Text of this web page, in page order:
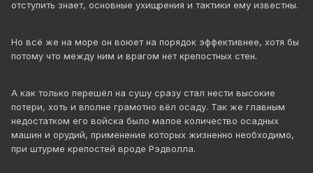
отступить знает, основные ухищрения и тактики ему известны.
Но всё же на море он воюет на порядок эффективнее, хотя бы
потому что между ним и врагом нет крепостных стен.
А как только перешёл на сушу сразу стал нести высокие
потери, хоть и вполне грамотно вёл осаду. Так же главным
недостатком его войска было малое количество осадных
машин и орудий, применение которых жизненно необходимо,
при штурме крепостей вроде Рэдволла.